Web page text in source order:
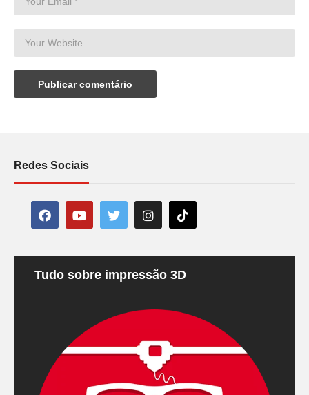
Redes Sociais
Tudo sobre impressão 3D